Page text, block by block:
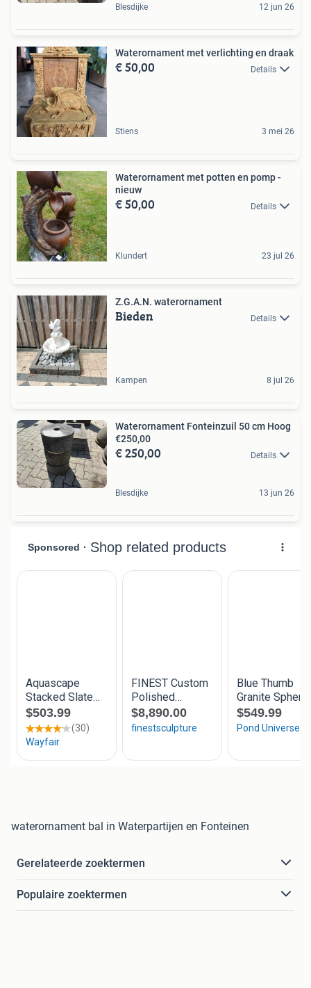
Blesdijke 12 jun 26
Waterornament met verlichting en draak
€ 50,00 Details
Stiens 3 mei 26
Waterornament met potten en pomp -
nieuw
€ 50,00 Details
Klundert 23 jul 26
Z.G.A.N. waterornament
Bieden Details
Kampen 8 jul 26
Waterornament Fonteinzuil 50 cm Hoog
€250,00
€ 250,00 Details
Blesdijke 13 jun 26
waterornament bal in Waterpartijen en Fonteinen
Gerelateerde zoektermen
Populaire zoektermen